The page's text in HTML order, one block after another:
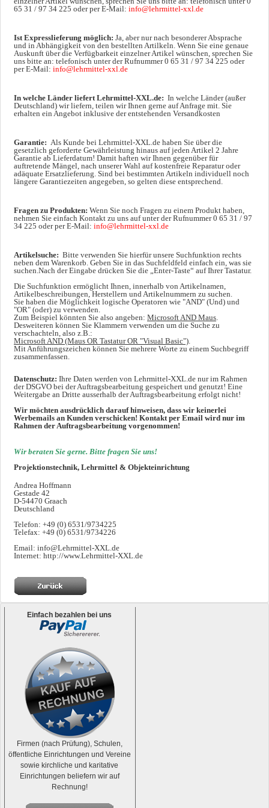
65 31 / 97 34 225 oder per E-Mail: info@lehrmittel-xxl.de
Ist Expresslieferung möglich: Ja, aber nur nach besonderer Absprache
und in Abhängigkeit von den bestellten Artilkeln. Wenn Sie eine genaue
Auskunft über die Verfügbarkeit einzelner Artikel wünschen, sprechen Sie
uns bitte an: telefonisch unter der Rufnummer 0 65 31 / 97 34 225 oder
per E-Mail: info@lehrmittel-xxl.de
In welche Länder liefert Lehrmittel-XXL.de: In welche Länder (außer
Deutschland) wir liefern, teilen wir Ihnen gerne auf Anfrage mit. Sie
erhalten ein Angebot inklusive der entstehenden Versandkosten
Garantie: Als Kunde bei Lehrmittel-XXL.de haben Sie über die
gesetzlich geforderte Gewährleistung hinaus auf jeden Artikel 2 Jahre
Garantie ab Lieferdatum! Damit haften wir Ihnen gegenüber für
auftretende Mängel, nach unserer Wahl auf kostenfreie Reparatur oder
adäquate Ersatzlieferung. Sind bei bestimmten Artikeln individuell noch
längere Garantiezeiten angegeben, so gelten diese entsprechend.
Fragen zu Produkten: Wenn Sie noch Fragen zu einem Produkt haben,
nehmen Sie einfach Kontakt zu uns auf unter der Rufnummer 0 65 31 / 97
34 225 oder per E-Mail: info@lehrmittel-xxl.de
Artikelsuche: Bitte verwenden Sie hierfür unsere Suchfunktion rechts
neben dem Warenkorb. Geben Sie in das Suchfeldfeld einfach ein, was sie
suchen.Nach der Eingabe drücken Sie die „Enter-Taste“ auf Ihrer Tastatur.
Die Suchfunktion ermöglicht Ihnen, innerhalb von Artikelnamen,
Artikelbeschreibungen, Herstellern und Artikelnummern zu suchen.
Sie haben die Möglichkeit logische Operatoren wie "AND" (Und) und
"OR" (oder) zu verwenden.
Zum Beispiel könnten Sie also angeben: Microsoft AND Maus
Desweiteren können Sie Klammern verwenden um die Suche zu
verschachteln, also z.B.:
Microsoft AND (Maus OR Tastatur OR "Visual Basic")
Mit Anführungszeichen können Sie mehrere Worte zu einem Suchbegriff
zusammenfassen.
Datenschutz: Ihre Daten werden von Lehrmittel-XXL.de nur im Rahmen
der DSGVO bei der Auftragsbearbeitung gespeichert und genutzt! Eine
Weitergabe an Dritte ausserhalb der Auftragsbearbeitung erfolgt nicht!
Wir möchten ausdrücklich darauf hinweisen, dass wir keinerlei
Werbemails an Kunden verschicken! Kontakt per Email wird nur im
Rahmen der Auftragsbearbeitung vorgenommen!
Wir beraten Sie gerne. Bitte fragen Sie uns!
Projektionstechnik, Lehrmittel & Objekteinrichtung
Andrea Hoffmann
Gestade 42
D-54470 Graach
Deutschland
Telefon: +49 (0) 6531/9734225
Telefax: +49 (0) 6531/9734226
Email: info@Lehrmittel-XXL.de
Internet: http://www.Lehrmittel-XXL.de
Einfach bezahlen bei uns
Firmen (nach Prüfung), Schulen,
öffentliche Einrichtungen und Vereine
sowie kirchliche und karitative
Einrichtungen beliefern wir auf
Rechnung!